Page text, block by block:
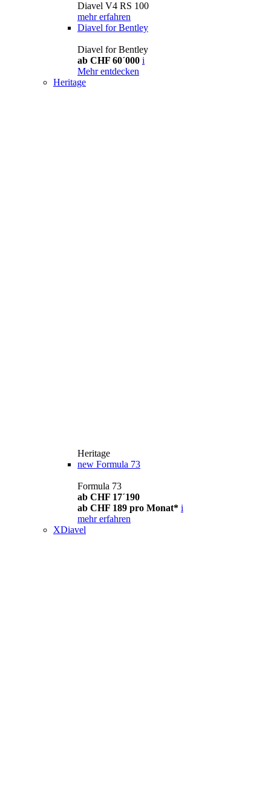
Diavel V4 RS 100
mehr erfahren
Diavel for Bentley
Diavel for Bentley
ab CHF 60´000 i
Mehr entdecken
Heritage
Heritage
new Formula 73
Formula 73
ab CHF 17´190
ab CHF 189 pro Monat* i
mehr erfahren
XDiavel